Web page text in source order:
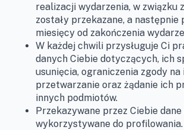
realizacji wydarzenia, w związku
zostały przekazane, a następnie
miesięcy od zakończenia
W każdej chwili przysługuje Ci
danych Ciebie dotyczących, ich
usunięcia, ograniczenia zgody na
przetwarzanie oraz żądanie ich
innych podmiotów.
Przekazywane przez Ciebie dane
wykorzystywane do profilowania.